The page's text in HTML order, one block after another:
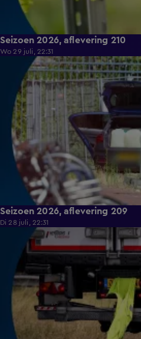
Seizoen 2026, aflevering 210
Wo 29 juli, 22:31
Seizoen 2026, aflevering 209
Di 28 juli, 22:31